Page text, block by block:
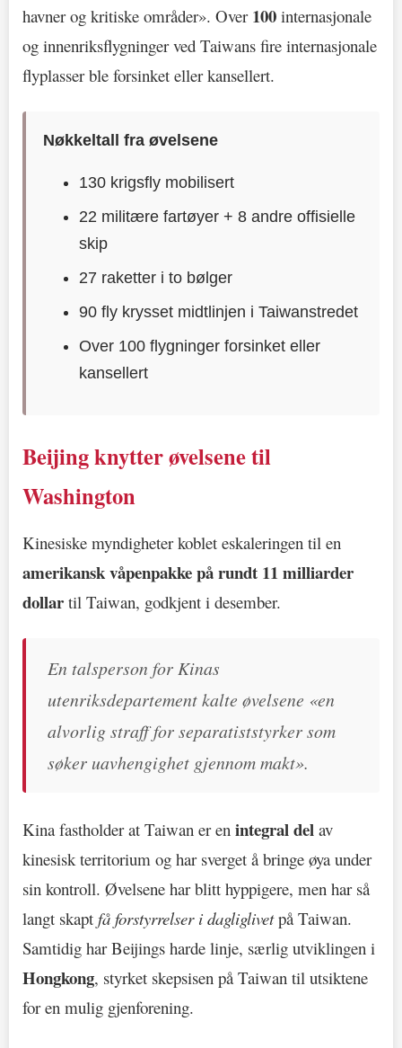
havner og kritiske områder». Over 100 internasjonale
og innenriksflygninger ved Taiwans fire internasjonale
flyplasser ble forsinket eller kansellert.
Nøkkeltall fra øvelsene
130 krigsfly mobilisert
22 militære fartøyer + 8 andre offisielle
skip
27 raketter i to bølger
90 fly krysset midtlinjen i Taiwanstredet
Over 100 flygninger forsinket eller
kansellert
Beijing knytter øvelsene til
Washington
Kinesiske myndigheter koblet eskaleringen til en
amerikansk våpenpakke på rundt 11 milliarder
dollar til Taiwan, godkjent i desember.
En talsperson for Kinas
utenriksdepartement kalte øvelsene «en
alvorlig straff for separatiststyrker som
søker uavhengighet gjennom makt».
Kina fastholder at Taiwan er en integral del av
kinesisk territorium og har sverget å bringe øya under
sin kontroll. Øvelsene har blitt hyppigere, men har så
langt skapt få forstyrrelser i dagliglivetpå Taiwan.
Samtidig har Beijings harde linje, særlig utviklingen i
Hongkong, styrket skepsisen på Taiwan til utsiktene
for en mulig gjenforening.